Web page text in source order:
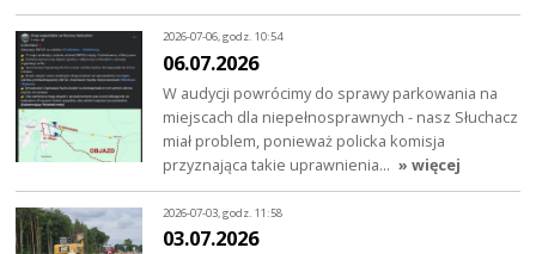
2026-07-06, godz. 10:54
06.07.2026
W audycji powrócimy do sprawy parkowania na
miejscach dla niepełnosprawnych - nasz Słuchacz
miał problem, ponieważ policka komisja
przyznająca takie uprawnienia… » więcej
2026-07-03, godz. 11:58
03.07.2026